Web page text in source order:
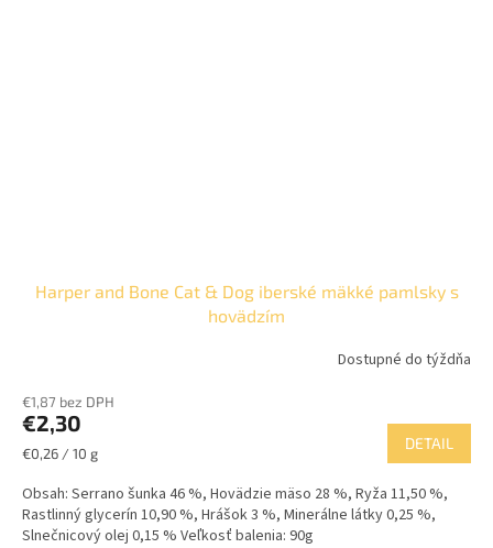
Harper and Bone Cat & Dog iberské mäkké pamlsky s
hovädzím
Dostupné do týždňa
€1,87 bez DPH
€2,30
Jednotková
€0,26 / 10 g
DETAIL
Obsah: Serrano šunka 46 %, Hovädzie mäso 28 %, Ryža 11,50 %,
Rastlinný glycerín 10,90 %, Hrášok 3 %, Minerálne látky 0,25 %,
Slnečnicový olej 0,15 % Veľkosť balenia: 90g